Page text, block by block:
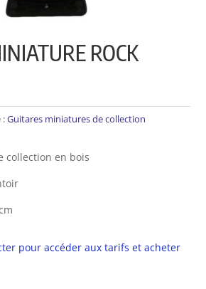
ROCK
:Guitares miniatures de collection
collection en bois
pour accéder aux tarifs et acheter